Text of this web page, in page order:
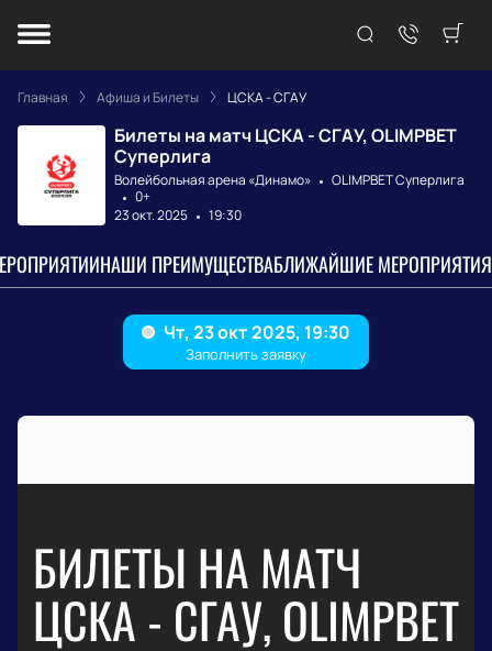
Главная Афиша и Билеты ЦСКА - СГАУ
Билеты на матч ЦСКА - СГАУ, OLIMPBET
Суперлига
Волейбольная арена «Динамо»
OLIMPBET Суперлига
0+
23 окт. 2025
19:30
НАШИ ПРЕИМУЩЕСТВАБЛИЖАЙШИЕ МЕРОПРИЯТИЯ
БИЛЕТЫ НА МАТЧ
ЦСКА - СГАУ, OLIMPBET